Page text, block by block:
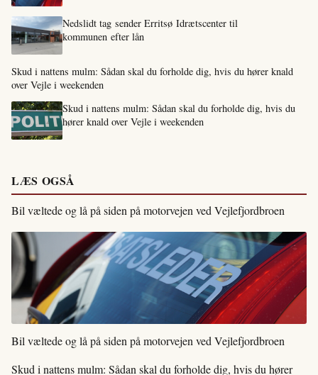
Nedslidt tag sender Erritsø Idrætscenter til
kommunen efter lån
Skud i nattens mulm: Sådan skal du forholde dig, hvis du hører knald
over Vejle i weekenden
Skud i nattens mulm: Sådan skal du forholde dig, hvis du
hører knald over Vejle i weekenden
LÆS OGSÅ
Bil væltede og lå på siden på motorvejen ved Vejlefjordbroen
Bil væltede og lå på siden på motorvejen ved Vejlefjordbroen
Skud i nattens mulm: Sådan skal du forholde dig, hvis du hører